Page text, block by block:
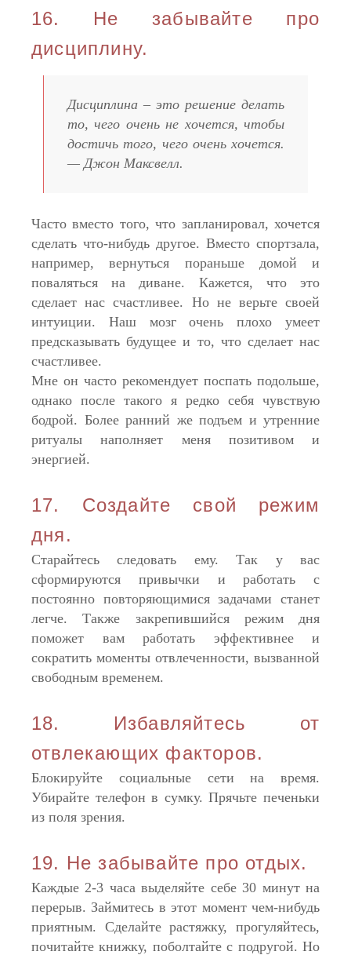
16. Не забывайте про
дисциплину.
Дисциплина – это решение делать
то, чего очень не хочется, чтобы
достичь того, чего очень хочется.
— Джон Максвелл.
Часто вместо того, что запланировал, хочется
сделать что-нибудь другое. Вместо спортзала,
например, вернуться пораньше домой и
поваляться на диване. Кажется, что это
сделает нас счастливее. Но не верьте своей
интуиции. Наш мозг очень плохо умеет
предсказывать будущее и то, что сделает нас
счастливее.
Мне он часто рекомендует поспать подольше,
однако после такого я редко себя чувствую
бодрой. Более ранний же подъем и утренние
ритуалы наполняет меня позитивом и
энергией.
17. Создайте свой режим
дня.
Старайтесь следовать ему. Так у вас
сформируются привычки и работать с
постоянно повторяющимися задачами станет
легче. Также закрепившийся режим дня
поможет вам работать эффективнее и
сократить моменты отвлеченности, вызванной
свободным временем.
18. Избавляйтесь от
отвлекающих факторов.
Блокируйте социальные сети на время.
Убирайте телефон в сумку. Прячьте печеньки
из поля зрения.
19. Не забывайте про отдых.
Каждые 2-3 часа выделяйте себе 30 минут на
перерыв. Займитесь в этот момент чем-нибудь
приятным. Сделайте растяжку, прогуляйтесь,
почитайте книжку, поболтайте с подругой. Но